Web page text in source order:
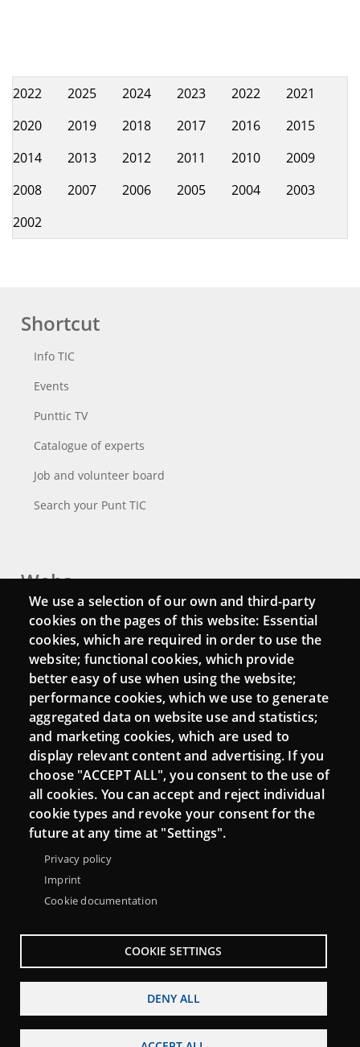
Hemeroteca
2022 2025 2024 2023 2022
2021
2020
2019 2018 2017 2016
2015
2014
2013 2012 2011 2010
2009
2008
2007 2006 2005 2004
2003
2002
Shortcut
Info TIC
Events
Punttic TV
Catalogue of experts
Job and volunteer board
Search your Punt TIC
Webs
Login
Mattermost Punt TIC
Moodle CampusLab
Connect
Contact
Newsletters
We use a selection of our own and third-party
cookies on the pages of this website: Essential
cookies, which are required in order to use the
website; functional cookies, which provide
better easy of use when using the website;
performance cookies, which we use to generate
aggregated data on website use and statistics;
and marketing cookies, which are used to
display relevant content and advertising. If you
choose "ACCEPT ALL", you consent to the use of
all cookies. You can accept and reject individual
cookie types and revoke your consent for the
future at any time at "Settings".
Privacy policy
Imprint
Cookie documentation
COOKIE SETTINGS
DENY ALL
Menu
About Punt TIC network Legal notice